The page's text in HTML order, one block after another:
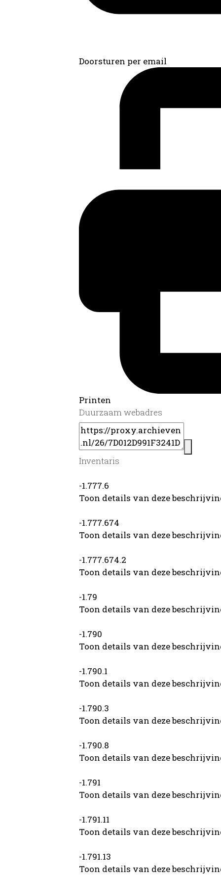
Doorsturen per email
Printen
Duurzaam webadres
Inventaris
-1.777.6
Toon details van deze
-1.777.674
Toon details van deze
-1.777.674.2
Toon details van deze
-1.79
Toon details van deze
-1.790
Toon details van deze
-1.790.1
Toon details van deze
-1.790.3
Toon details van deze
-1.790.8
Toon details van deze
-1.791
Toon details van deze
-1.791.11
Toon details van deze
-1.791.13
Toon details van deze